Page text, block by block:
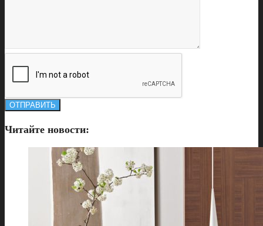
Читайте новости: